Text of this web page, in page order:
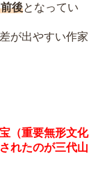
後となってい
が出やすい作家
（重要無形文化
れたのが三代山